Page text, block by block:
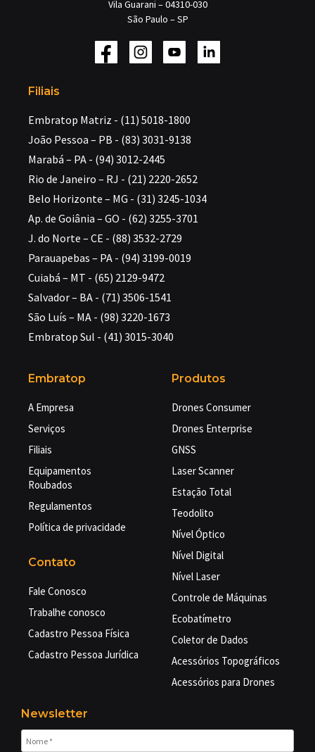
Vila Guarani – 04310-030
São Paulo – SP
Filiais
Embratop Matriz - (11) 5018-1800
João Pessoa – PB - (83) 3031-9138
Marabá – PA - (94) 3012-2445
Rio de Janeiro – RJ - (21) 2220-2652
Belo Horizonte – MG - (31) 3245-1034
Ap. de Goiânia – GO - (62) 3255-3701
J. do Norte – CE - (88) 3532-2729
Parauapebas – PA - (94) 3199-0019
Cuiabá – MT - (65) 2129-9472
Salvador – BA - (71) 3506-1541
São Luís – MA - (98) 3220-1673
Embratop Sul - (41) 3015-3040
Embratop
A Empresa
Serviços
Filiais
Equipamentos
Roubados
Regulamentos
Política de privacidade
Contato
Fale Conosco
Trabalhe conosco
Cadastro Pessoa Física
Cadastro Pessoa Jurídica
Produtos
Drones Consumer
Drones Enterprise
GNSS
Laser Scanner
Estação Total
Teodolito
Nível Óptico
Nível Digital
Nível Laser
Controle de Máquinas
Ecobatímetro
Coletor de Dados
Acessórios Topográficos
Acessórios para Drones
Newsletter